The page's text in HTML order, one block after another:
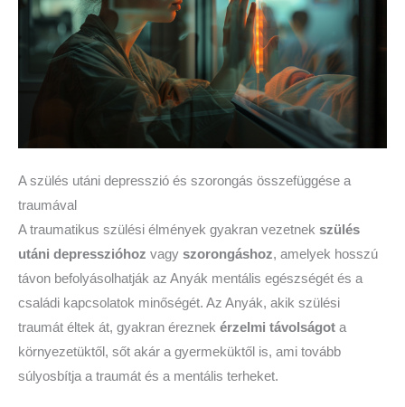
A szülés utáni depresszió és szorongás összefüggése a
traumával
A traumatikus szülési élmények gyakran vezetnek szülés
utáni depresszióhoz vagy szorongáshoz, amelyek hosszú
távon befolyásolhatják az Anyák mentális egészségét és a
családi kapcsolatok minőségét. Az Anyák, akik szülési
traumát éltek át, gyakran éreznek érzelmi távolságot a
környezetüktől, sőt akár a gyermeküktől is, ami tovább
súlyosbítja a traumát és a mentális terheket.